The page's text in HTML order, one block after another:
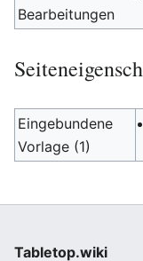
Bearbeitungen
Eingebundene
Vorlage (1)
Tabletop.wiki